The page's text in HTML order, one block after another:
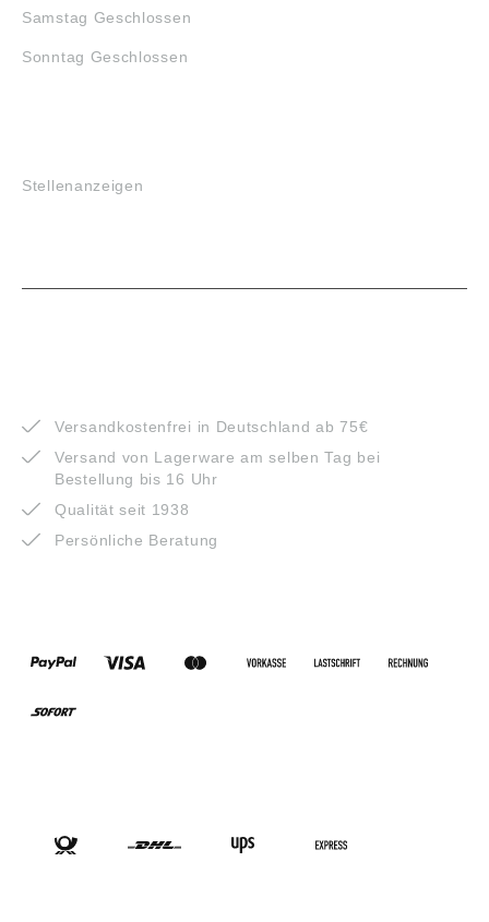
Samstag Geschlossen
Sonntag Geschlossen
Stellenanzeigen
Versandkostenfrei in Deutschland ab 75€
Versand von Lagerware am selben Tag bei
Bestellung bis 16 Uhr
Qualität seit 1938
Persönliche Beratung